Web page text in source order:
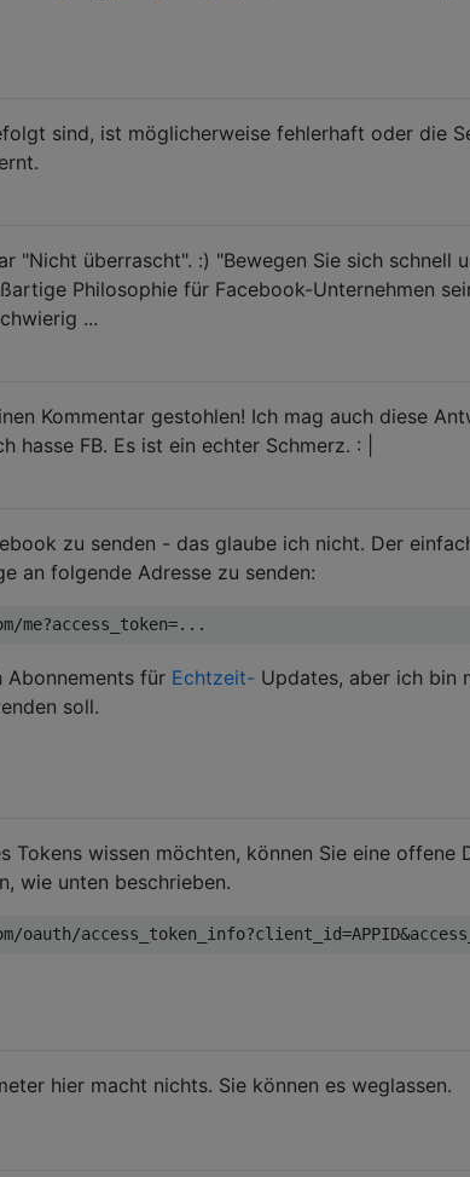
sind, ist möglicherweise fehlerhaft oder die
"Nicht überrascht". :) "Bewegen Sie sich schnell
Philosophie für Facebook-Unternehmen
...
Kommentar gestohlen! Ich mag auch diese
hasse FB. Es ist ein echter Schmerz. : |
zu senden - das glaube ich nicht. Der
an folgende Adresse zu senden:
für Echtzeit- Updates, aber ich bin
soll.
Tokens wissen möchten, können Sie eine offene
wie unten beschrieben.
hier macht nichts. Sie können es weglassen.